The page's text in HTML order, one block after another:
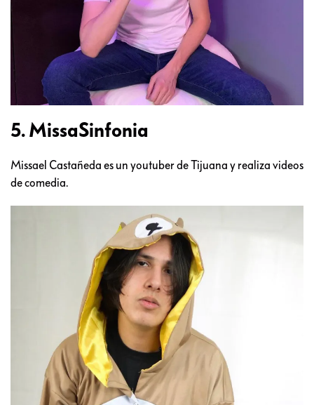
5. MissaSinfonia
Missael Castañeda es un youtuber de Tijuana y realiza videos
de comedia.